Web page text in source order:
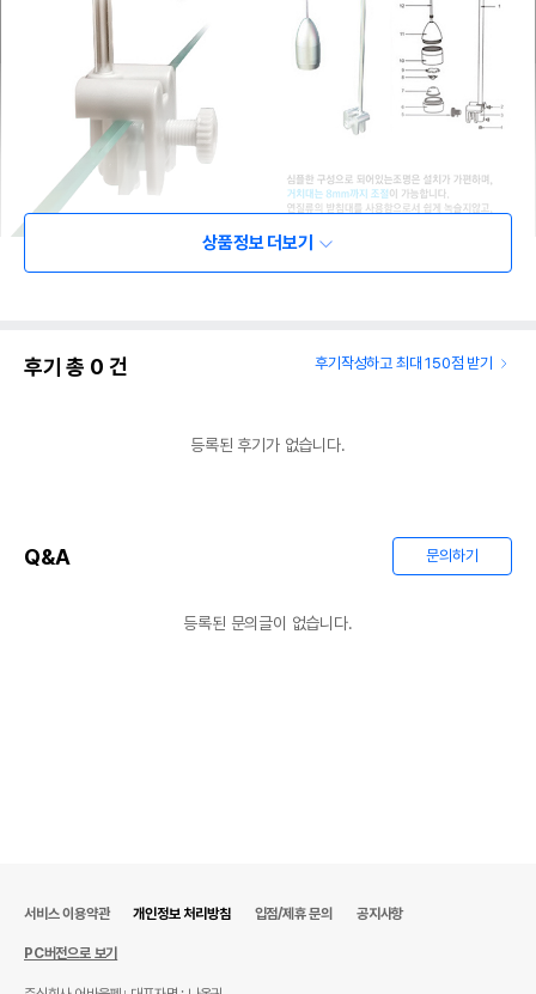
상품정보 더보기
후기 총 0 건 후기작성하고 최대 150점 받기
등록된 후기가 없습니다.
Q&A 문의하기
등록된 문의글이 없습니다.
서비스 이용약관 개인정보 처리방침 입점/제휴 문의 공지사항
PC버전으로 보기